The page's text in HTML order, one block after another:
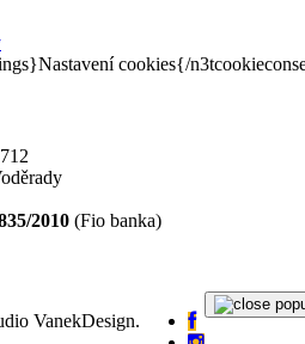
cookies{/
2010 (Fio banka)
VanekDesign.